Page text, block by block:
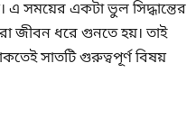
সময়ের একটা ভুল সিদ্ধান্তের
জীবন ধরে গুনতে হয়। তাই
সাতটি গুরুত্বপূর্ণ বিষয়